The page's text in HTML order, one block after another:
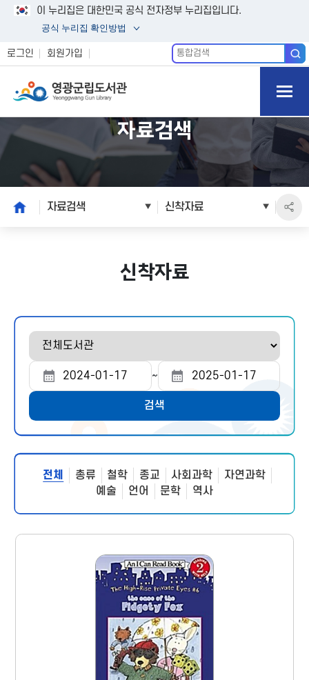
이 누리집은 대한민국 공식 전자정부 누리집입니다.
공식 누리집 확인방법
로그인 회원가입
통
합
메뉴 버
자료검색
home 자료검색 신착자료
신착자료
선
택
회
시
~
회
종
검색
전체 총류 철학 종교 사회과학
자연과학
예술
언어 문학 역사